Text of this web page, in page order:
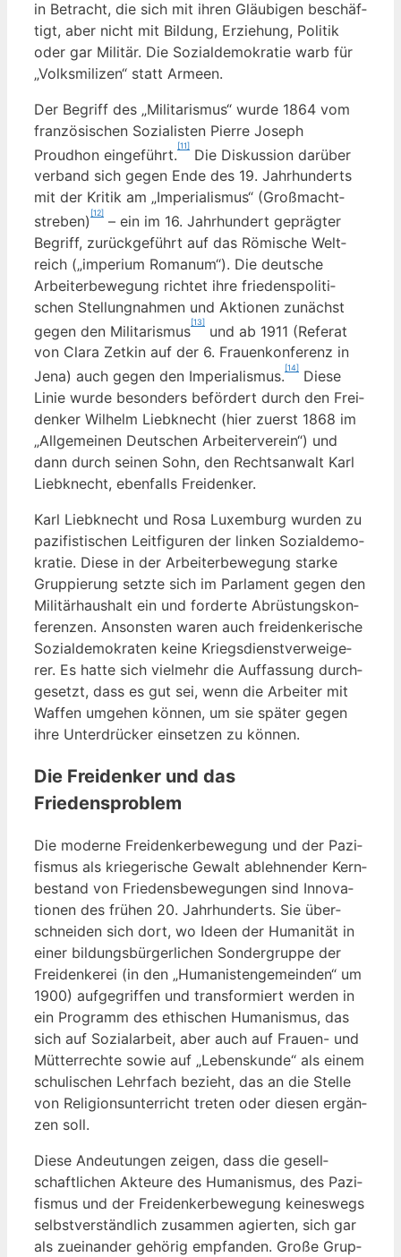
in Betracht, die sich mit ihren Gläu­bi­gen beschäf­
tigt, aber nicht mit Bil­dung, Erzie­hung, Poli­tik
oder gar Mili­tär. Die Sozi­al­de­mo­kra­tie warb für
„Volks­mi­li­zen“ statt Armeen.
Der Begriff des „Mili­ta­ris­mus“ wur­de 1864 vom
fran­zö­si­schen Sozia­lis­ten Pierre Joseph
Proudhon ein­ge­führt.
[11]
Die Dis­kus­si­on dar­über
ver­band sich gegen Ende des 19. Jahr­hun­derts
mit der Kri­tik am „Impe­ria­lis­mus“ (Groß­macht­
stre­ben)
[12]
– ein im 16. Jahr­hun­dert gepräg­ter
Begriff, zurück­ge­führt auf das Römi­sche Welt­
reich („impe­ri­um Roma­n­um“). Die deut­sche
Arbei­ter­be­we­gung rich­tet ihre frie­dens­po­li­ti­
schen Stel­lung­nah­men und Aktio­nen zunächst
gegen den Mili­ta­ris­mus
[13]
und ab 1911 (Refe­rat
von Cla­ra Zet­kin auf der 6. Frau­en­kon­fe­renz in
Jena) auch gegen den Impe­ria­lis­mus.
[14]
Die­se
Linie wur­de beson­ders beför­dert durch den Frei­
den­ker Wil­helm Lieb­knecht (hier zuerst 1868 im
„All­ge­mei­nen Deut­schen Arbei­ter­ver­ein“) und
dann durch sei­nen Sohn, den Rechts­an­walt Karl
Lieb­knecht, eben­falls Freidenker.
Karl Lieb­knecht und Rosa Luxem­burg wur­den zu
pazi­fis­ti­schen Leit­fi­gu­ren der lin­ken Sozi­al­de­mo­
kra­tie. Die­se in der Arbei­ter­be­we­gung star­ke
Grup­pie­rung setz­te sich im Par­la­ment gegen den
Mili­tär­haus­halt ein und for­der­te Abrüs­tungs­kon­
fe­ren­zen. Ansons­ten waren auch frei­den­ke­ri­sche
Sozi­al­de­mo­kra­ten kei­ne Kriegs­dienst­ver­wei­ge­
rer. Es hat­te sich viel­mehr die Auf­fas­sung durch­
ge­setzt, dass es gut sei, wenn die Arbei­ter mit
Waf­fen umge­hen kön­nen, um sie spä­ter gegen
ihre Unter­drü­cker ein­set­zen zu können.
Die Freidenker und das
Friedensproblem
Die moder­ne Frei­den­ker­be­we­gung und der Pazi­
fis­mus als krie­ge­ri­sche Gewalt ableh­nen­der Kern­
be­stand von Frie­dens­be­we­gun­gen sind Inno­va­
tio­nen des frü­hen 20. Jahr­hun­derts. Sie über­
schnei­den sich dort, wo Ideen der Huma­ni­tät in
einer bil­dungs­bür­ger­li­chen Son­der­grup­pe der
Frei­den­ke­rei (in den „Huma­nis­ten­ge­mein­den“ um
1900) auf­ge­grif­fen und trans­for­miert wer­den in
ein Pro­gramm des ethi­schen Huma­nis­mus, das
sich auf Sozi­al­ar­beit, aber auch auf Frau­en- und
Müt­ter­rech­te sowie auf „Lebens­kun­de“ als einem
schu­li­schen Lehr­fach bezieht, das an die Stel­le
von Reli­gi­ons­un­ter­richt tre­ten oder die­sen ergän­
zen soll.
Die­se Andeu­tun­gen zei­gen, dass die gesell­
schaft­li­chen Akteu­re des Huma­nis­mus, des Pazi­
fis­mus und der Frei­den­ker­be­we­gung kei­nes­wegs
selbst­ver­ständ­lich zusam­men agier­ten, sich gar
als zuein­an­der gehö­rig emp­fan­den. Gro­ße Grup­